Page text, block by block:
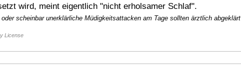
wird, meint eigentlich "nicht erholsamer Schlaf".
scheinbar unerklärliche Müdigkeitsattacken am Tage sollten ärztlich abgeklärt
License